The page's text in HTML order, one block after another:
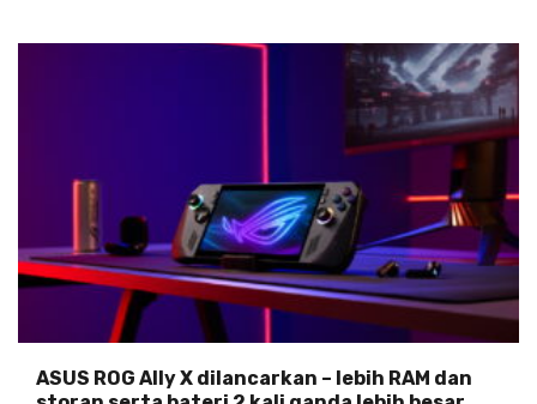
ASUS ROG Ally X dilancarkan – lebih RAM dan